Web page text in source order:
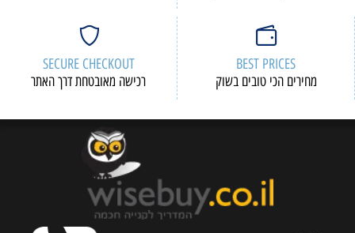
BEST PRICES
מחירים הכי טובים בשוק
SECURE CHECKOUT
רכישה מאובטחת דרך האתר